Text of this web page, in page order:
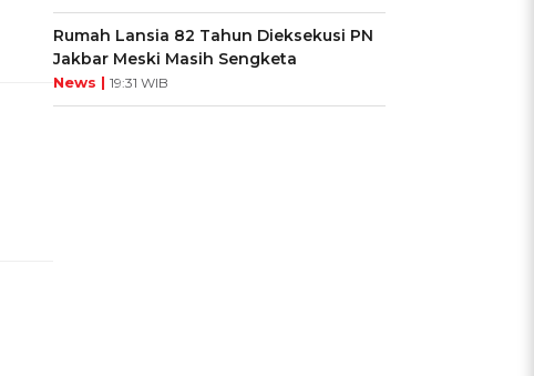
Rumah Lansia 82 Tahun Dieksekusi PN
Jakbar Meski Masih Sengketa
News | 19:31 WIB